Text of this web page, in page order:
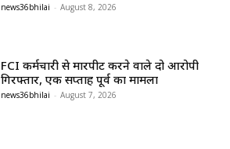
news36bhilai - August 8, 2026
FCI कर्मचारी से मारपीट करने वाले दो आरोपी
गिरफ्तार, एक सप्ताह पूर्व का मामला
news36bhilai - August 7, 2026